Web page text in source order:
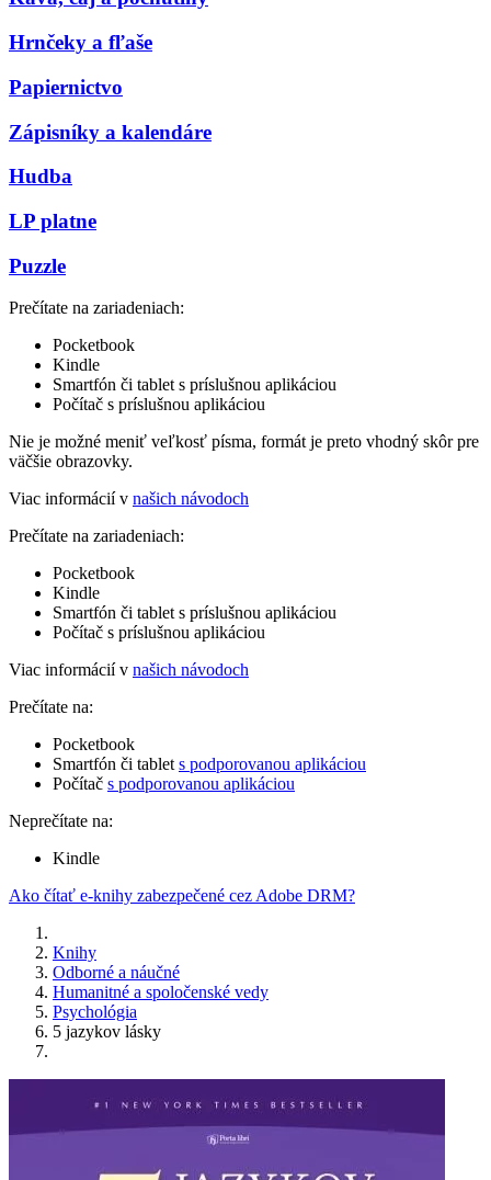
Hrnčeky a fľaše
Papiernictvo
Zápisníky a kalendáre
Hudba
LP platne
Puzzle
Prečítate na zariadeniach:
Pocketbook
Kindle
Smartfón či tablet s príslušnou aplikáciou
Počítač s príslušnou aplikáciou
Nie je možné meniť veľkosť písma, formát je preto vhodný skôr pre
väčšie obrazovky.
Viac informácií v našich návodoch
Prečítate na zariadeniach:
Pocketbook
Kindle
Smartfón či tablet s príslušnou aplikáciou
Počítač s príslušnou aplikáciou
Viac informácií v našich návodoch
Prečítate na:
Pocketbook
Smartfón či tablet s podporovanou aplikáciou
Počítač s podporovanou aplikáciou
Neprečítate na:
Kindle
Ako čítať e-knihy zabezpečené cez Adobe DRM?
Knihy
Odborné a náučné
Humanitné a spoločenské vedy
Psychológia
5 jazykov lásky